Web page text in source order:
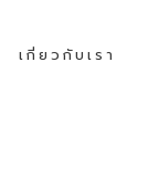
เกี่ยวกับเรา